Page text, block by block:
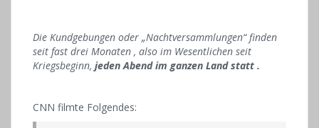
Die Kundgebungen oder „Nachtversammlungen“ finden
seit fast drei Monaten , also im Wesentlichen seit
Kriegsbeginn, jeden Abend im ganzen Land statt .
CNN filmte Folgendes: